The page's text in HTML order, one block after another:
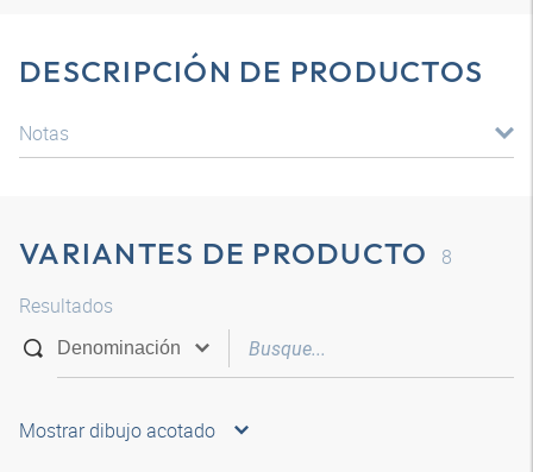
DESCRIPCIÓN DE PRODUCTOS
Notas
VARIANTES DE PRODUCTO
8
Resultados
Mostrar dibujo acotado